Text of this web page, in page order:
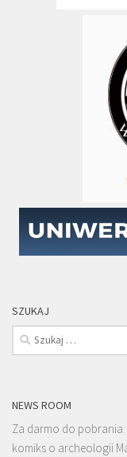
SZUKAJ
Szukaj:
NEWS ROOM
Za darmo do pobrania:
komiks o archeologii